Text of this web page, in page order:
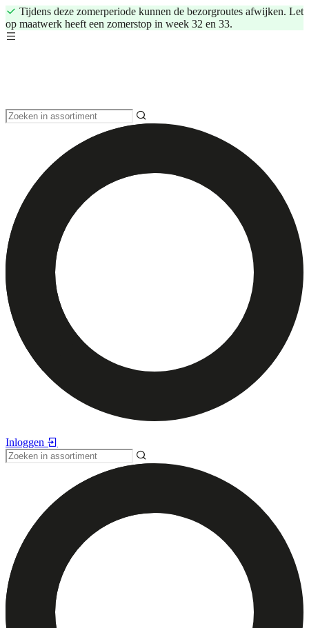
Tijdens deze zomerperiode kunnen de bezorgroutes afwijken. Let
op maatwerk heeft een zomerstop in week 32 en 33.
Inloggen